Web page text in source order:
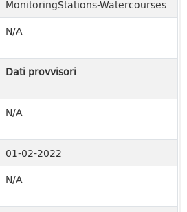
MonitoringStations-Watercourses
N/A
Dati provvisori
N/A
01-02-2022
N/A